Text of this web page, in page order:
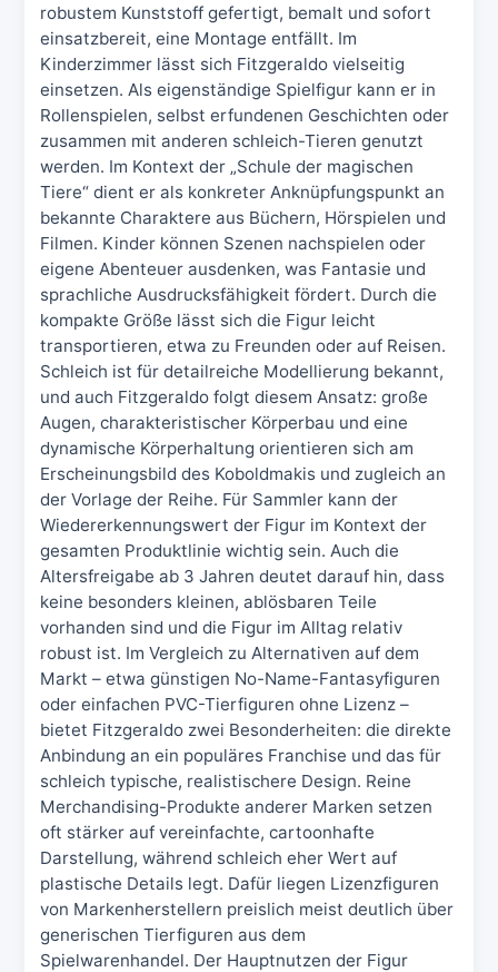
robustem Kunststoff gefertigt, bemalt und sofort
einsatzbereit, eine Montage entfällt. Im
Kinderzimmer lässt sich Fitzgeraldo vielseitig
einsetzen. Als eigenständige Spielfigur kann er in
Rollenspielen, selbst erfundenen Geschichten oder
zusammen mit anderen schleich-Tieren genutzt
werden. Im Kontext der „Schule der magischen
Tiere“ dient er als konkreter Anknüpfungspunkt an
bekannte Charaktere aus Büchern, Hörspielen und
Filmen. Kinder können Szenen nachspielen oder
eigene Abenteuer ausdenken, was Fantasie und
sprachliche Ausdrucksfähigkeit fördert. Durch die
kompakte Größe lässt sich die Figur leicht
transportieren, etwa zu Freunden oder auf Reisen.
Schleich ist für detailreiche Modellierung bekannt,
und auch Fitzgeraldo folgt diesem Ansatz: große
Augen, charakteristischer Körperbau und eine
dynamische Körperhaltung orientieren sich am
Erscheinungsbild des Koboldmakis und zugleich an
der Vorlage der Reihe. Für Sammler kann der
Wiedererkennungswert der Figur im Kontext der
gesamten Produktlinie wichtig sein. Auch die
Altersfreigabe ab 3 Jahren deutet darauf hin, dass
keine besonders kleinen, ablösbaren Teile
vorhanden sind und die Figur im Alltag relativ
robust ist. Im Vergleich zu Alternativen auf dem
Markt – etwa günstigen No-Name-Fantasyfiguren
oder einfachen PVC-Tierfiguren ohne Lizenz –
bietet Fitzgeraldo zwei Besonderheiten: die direkte
Anbindung an ein populäres Franchise und das für
schleich typische, realistischere Design. Reine
Merchandising-Produkte anderer Marken setzen
oft stärker auf vereinfachte, cartoonhafte
Darstellung, während schleich eher Wert auf
plastische Details legt. Dafür liegen Lizenzfiguren
von Markenherstellern preislich meist deutlich über
generischen Tierfiguren aus dem
Spielwarenhandel. Der Hauptnutzen der Figur